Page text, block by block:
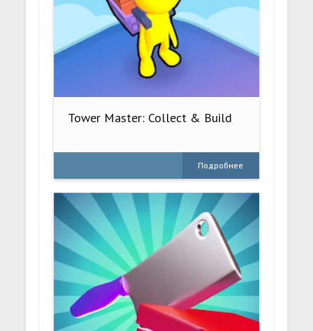
Tower Master: Collect & Build
Подробнее